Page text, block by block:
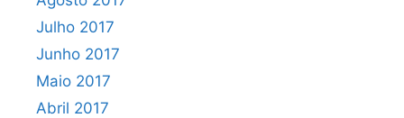
Julho 2017
Junho 2017
Maio 2017
Abril 2017